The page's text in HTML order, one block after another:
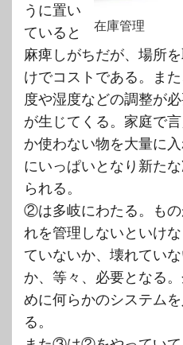
在庫管理
うに置い
ていると
麻痺しがちだが、場所
けでコストである。ま
度や湿度などの調整が
が生じてくる。家庭で
か使わない物を大量に
にいっぱいとなり新た
られる。
②は多岐にわたる。も
れを管理しないといけ
ていないか、壊れてい
か、等々、必要となる
めに何らかのシステム
る。